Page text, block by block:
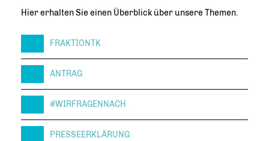
Hier erhalten Sie einen Überblick über unsere Themen.
FRAKTIONTK
ANTRAG
#WIRFRAGENNACH
PRESSEERKLÄRUNG